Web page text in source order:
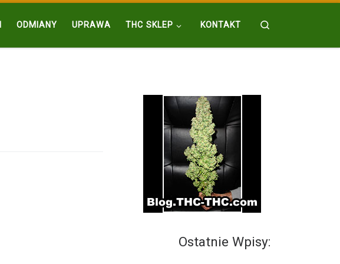
ODMIANY UPRAWA THC SKLEP KONTAKT
Ostatnie Wpisy: